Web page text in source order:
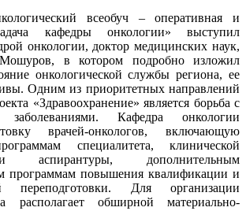
всеобуч – оперативная и
кафедры онкологии» выступил
онкологии, доктор медицинских наук,
в котором подробно изложил
онкологической службы региона, ее
Одним из приоритетных направлений
«Здравоохранение» является борьба с
заболеваниями. Кафедра онкологии
врачей-онкологов, включающую
специалитета, клинической
аспирантуры, дополнительным
программам повышения квалификации и
переподготовки. Для организации
располагает обширной материально-